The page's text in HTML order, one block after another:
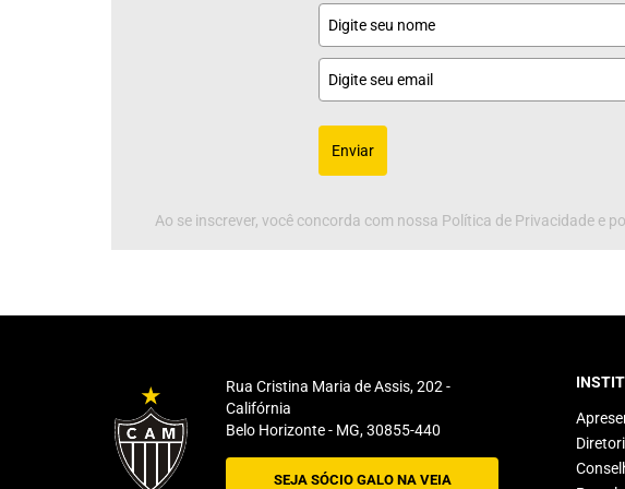
Enviar
Ao se inscrever, você concorda com nossa Política de Privacidade e
Rua Cristina Maria de Assis, 202 -
Califórnia
Belo Horizonte - MG, 30855-440
SEJA SÓCIO GALO NA VEIA